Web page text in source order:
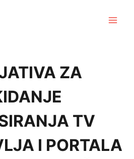
ZA
TV
I PORTALA